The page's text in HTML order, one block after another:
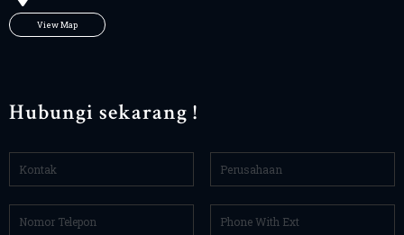
View Map
Hubungi sekarang !